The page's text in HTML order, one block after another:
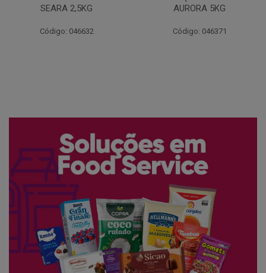
AURORA 5KG
Código: 046371
FATIADO PAKAN 200G
Código: 061522